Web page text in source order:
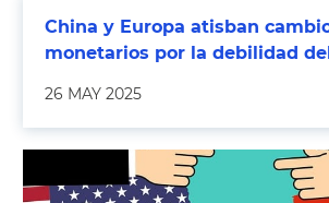
China y Europa atisban
monetarios por la debilidad
26 MAY 2025